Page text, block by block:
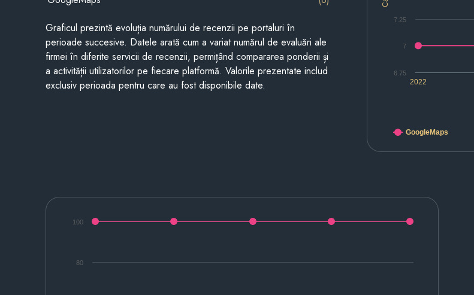
2022
6.75
7
7.25
GoogleMaps
Graficul prezintă evoluția numărului de recenzii pe portaluri în
perioade succesive. Datele arată cum a variat numărul de evaluări ale
firmei în diferite servicii de recenzii, permițând compararea ponderii și
a activității utilizatorilor pe fiecare platformă. Valorile prezentate includ
exclusiv perioada pentru care au fost disponibile date.
80
100